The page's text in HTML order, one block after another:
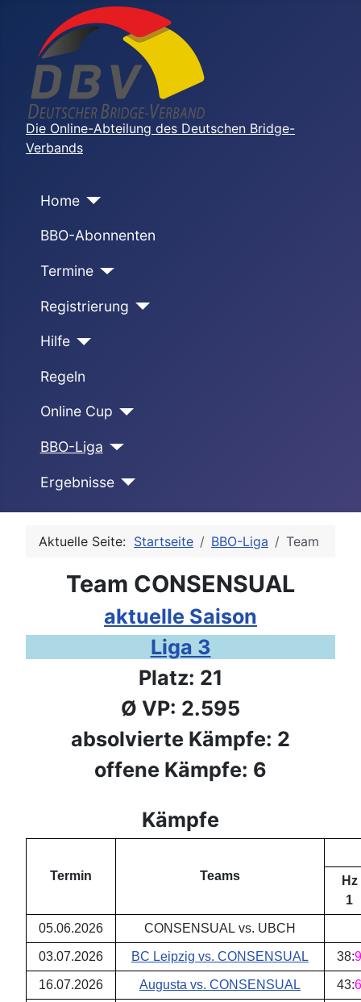
Die Online-Abteilung des Deutschen Bridge-
Verbands
Home
BBO-Abonnenten
Termine
Registrierung
Hilfe
Regeln
Online Cup
BBO-Liga
Ergebnisse
Aktuelle Seite: Startseite BBO-Liga Team
Team CONSENSUAL
aktuelle Saison
Liga 3
Platz: 21
Ø VP: 2.595
absolvierte Kämpfe: 2
offene Kämpfe: 6
Kämpfe
Termin Teams
Hz
1
05.06.2026 CONSENSUAL vs. UBCH
03.07.2026 BC Leipzig vs. CONSENSUAL 38:9
16.07.2026 Augusta vs. CONSENSUAL 43:6